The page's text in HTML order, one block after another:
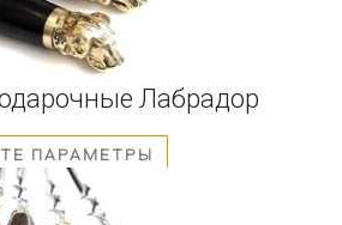
Лабрадор
ПАРАМЕТРЫ
товара.